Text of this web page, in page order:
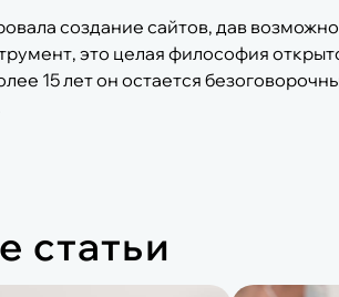
создание сайтов, дав
это целая философия
15 лет он остается
статьи